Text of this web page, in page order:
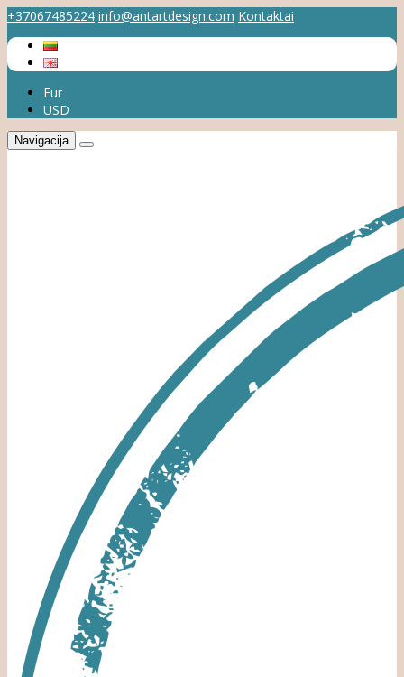
+37067485224 info@antartdesign.com Kontaktai
Eur
USD
Navigacija